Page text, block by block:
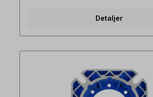
Detaljer